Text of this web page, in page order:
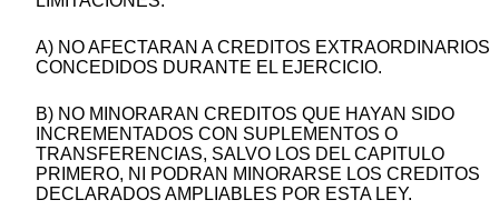
A) NO AFECTARAN A CREDITOS EXTRAORDINARIOS
CONCEDIDOS DURANTE EL EJERCICIO.
B) NO MINORARAN CREDITOS QUE HAYAN SIDO
INCREMENTADOS CON SUPLEMENTOS O
TRANSFERENCIAS, SALVO LOS DEL CAPITULO
PRIMERO, NI PODRAN MINORARSE LOS CREDITOS
DECLARADOS AMPLIABLES POR ESTA LEY.